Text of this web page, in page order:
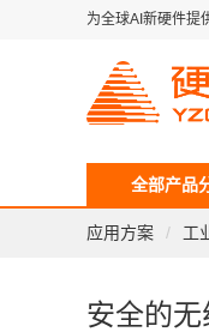
为全球AI新硬件提
全部产品
应用方案 工
安全的